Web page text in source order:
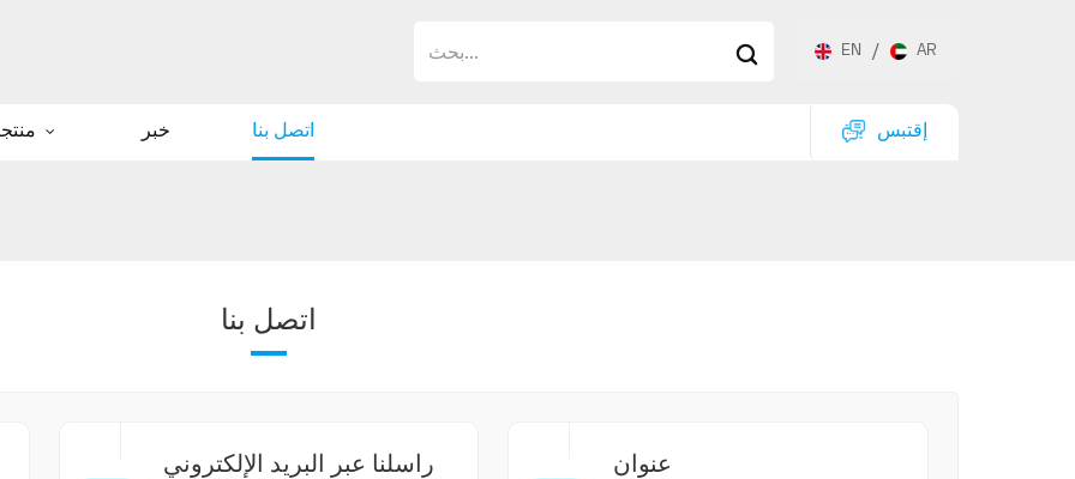
EN / AR
خبر اتصل بنا إقتبس
اتصل بنا
راسلنا عبر البريد الإلكتروني عنوان